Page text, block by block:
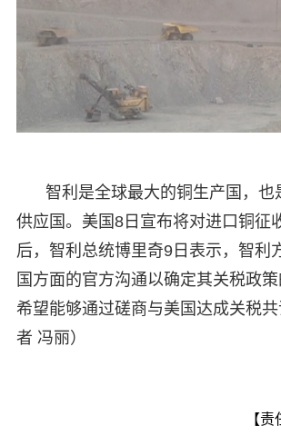
智利是全球最大的铜生产国，也
供应国。美国8日宣布将对进口铜征
后，智利总统博里奇9日表示，智利
国方面的官方沟通以确定其关税政策
希望能够通过磋商与美国达成关税
者 冯丽）
【